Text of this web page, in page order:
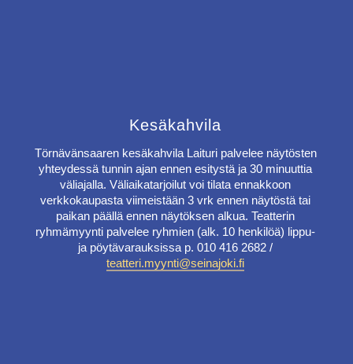
Kesäkahvila
Törnävänsaaren kesäkahvila Laituri palvelee näytösten
yhteydessä tunnin ajan ennen esitystä ja 30 minuuttia
väliajalla. Väliaikatarjoilut voi tilata ennakkoon
verkkokaupasta viimeistään 3 vrk ennen näytöstä tai
paikan päällä ennen näytöksen alkua. Teatterin
ryhmämyynti palvelee ryhmien (alk. 10 henkilöä) lippu-
ja pöytävarauksissa p. 010 416 2682 /
teatteri.myynti@seinajoki.fi